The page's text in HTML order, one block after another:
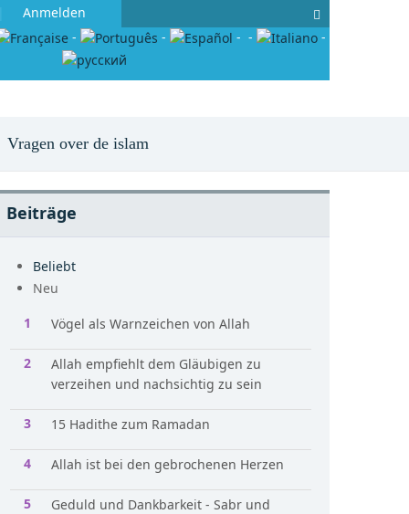
Anmelden
- - - - -
Vragen over de islam
Beiträge
Beliebt
Neu
Vögel als Warnzeichen von Allah
Allah empfiehlt dem Gläubigen zu
verzeihen und nachsichtig zu sein
15 Hadithe zum Ramadan
Allah ist bei den gebrochenen Herzen
Geduld und Dankbarkeit - Sabr und